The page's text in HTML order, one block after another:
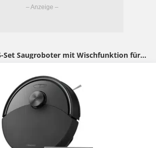
mit Wischfunktion für 219,99€ (statt 250€)